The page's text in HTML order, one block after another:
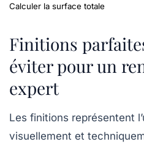
Calculer la surface totale
Finitions
éviter pour un
expert
Les finitions représentent
visuellement et